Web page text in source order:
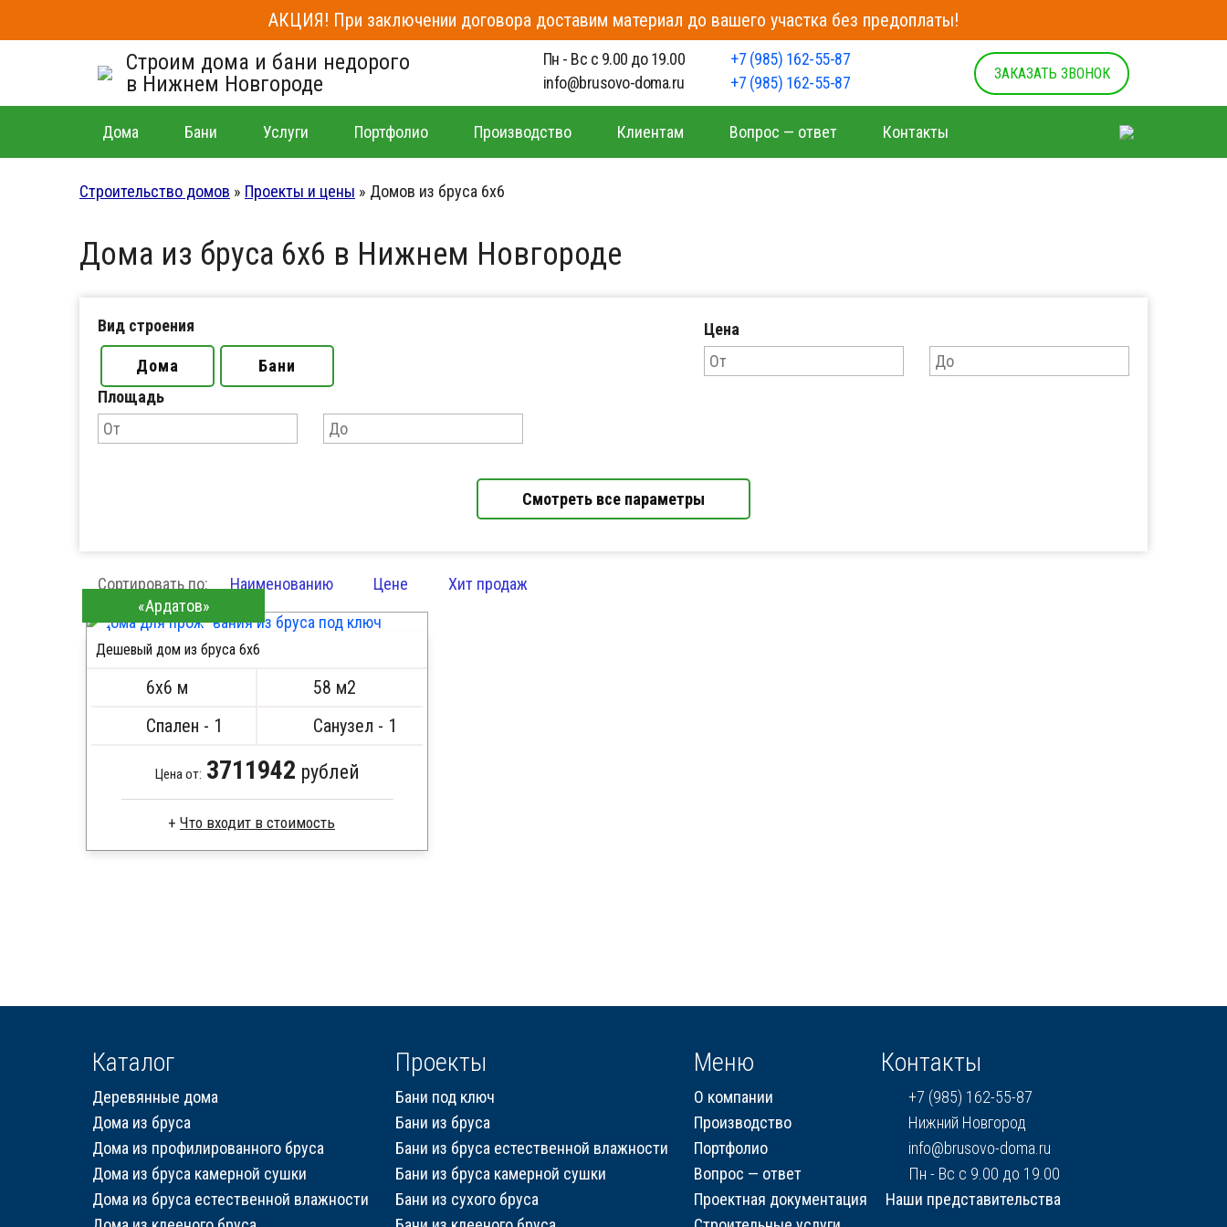
АКЦИЯ! При заключении договора доставим материал до вашего участка без предоплаты!
Строим дома и бани недорого
в Нижнем Новгороде
Пн - Вс с 9.00 до 19.00
info@brusovo-doma.ru
+7 (985) 162-55-87
+7 (985) 162-55-87
ЗАКАЗАТЬ ЗВОНОК
Дома Бани Услуги Портфолио Производство Клиентам Вопрос — ответ Контакты
Строительство домов » Проекты и цены » Домов из бруса 6x6
Дома из бруса 6x6 в Нижнем Новгороде
Вид строения
Дома Бани
Цена
Площадь
Смотреть все параметры
Сортировать по: Наименованию Цене Хит продаж
ПОДРОБНЕЕ
«Ардатов»
Дешевый дом из бруса 6x6
6х6 м
58 м2
Спален - 1
Санузел - 1
Цена от: 3711942 рублей
Что входит в стоимость
Каталог
Деревянные дома
Дома из бруса
Дома из профилированного бруса
Дома из бруса камерной сушки
Дома из бруса естественной влажности
Проекты
Бани под ключ
Бани из бруса
Бани из бруса естественной влажности
Бани из бруса камерной сушки
Бани из сухого бруса
Меню
О компании
Производство
Портфолио
Вопрос — ответ
Проектная документация
Контакты
+7 (985) 162-55-87
Нижний Новгород
info@brusovo-doma.ru
Пн - Вс с 9.00 до 19.00
Наши представительства